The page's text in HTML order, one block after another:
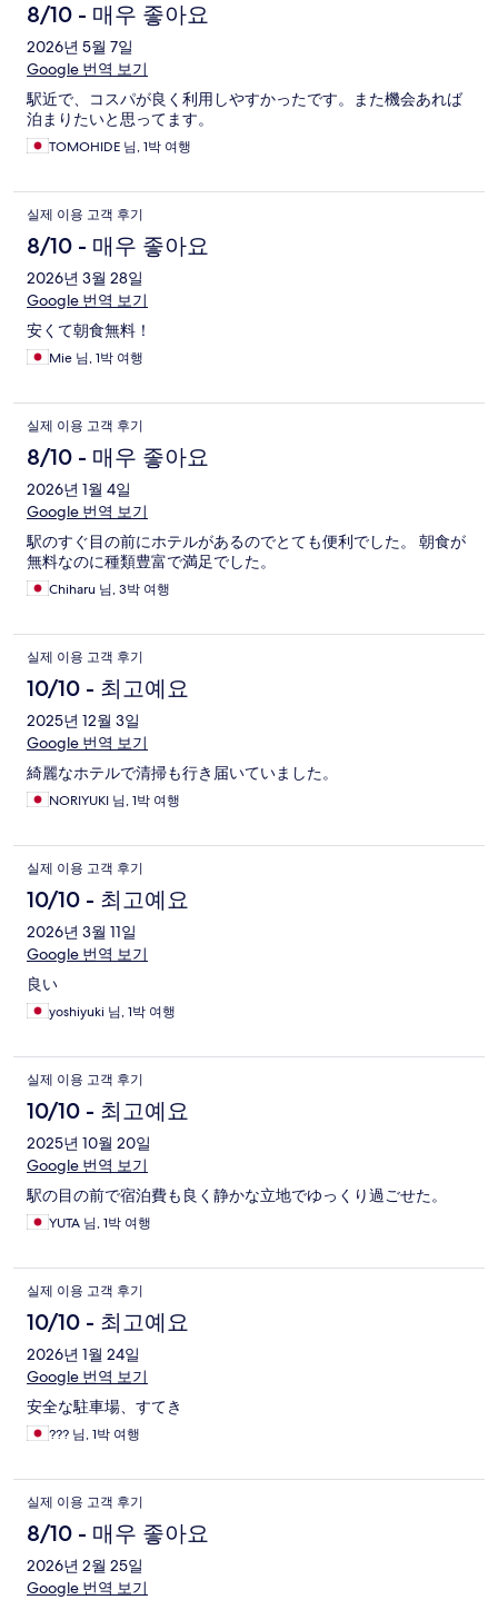
8/10 - 매우 좋아요
2026년 5월 7일
Google 번역 보기
駅近で、コスパが良く利用しやすかったです。また機会あれば
泊まりたいと思ってます。
TOMOHIDE 님, 1박 여행
실제 이용 고객 후기
8/10 - 매우 좋아요
2026년 3월 28일
Google 번역 보기
安くて朝食無料！
Mie 님, 1박 여행
실제 이용 고객 후기
8/10 - 매우 좋아요
2026년 1월 4일
Google 번역 보기
駅のすぐ目の前にホテルがあるのでとても便利でした。 朝食が
無料なのに種類豊富で満足でした。
Chiharu 님, 3박 여행
실제 이용 고객 후기
10/10 - 최고예요
2025년 12월 3일
Google 번역 보기
綺麗なホテルで清掃も行き届いていました。
NORIYUKI 님, 1박 여행
실제 이용 고객 후기
10/10 - 최고예요
2026년 3월 11일
Google 번역 보기
良い
yoshiyuki 님, 1박 여행
실제 이용 고객 후기
10/10 - 최고예요
2025년 10월 20일
Google 번역 보기
駅の目の前で宿泊費も良く静かな立地でゆっくり過ごせた。
YUTA 님, 1박 여행
실제 이용 고객 후기
10/10 - 최고예요
2026년 1월 24일
Google 번역 보기
安全な駐車場、すてき
??? 님, 1박 여행
실제 이용 고객 후기
8/10 - 매우 좋아요
2026년 2월 25일
Google 번역 보기